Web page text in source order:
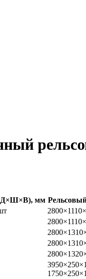
(Д×Ш×В), мм